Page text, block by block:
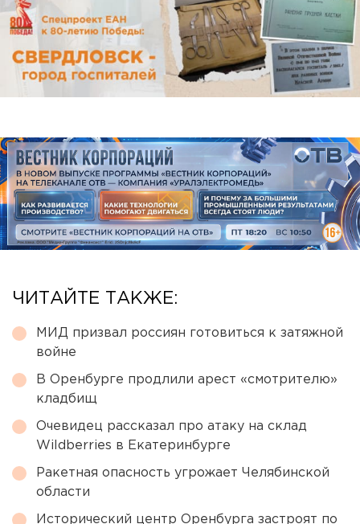
ЧИТАЙТЕ ТАКЖЕ:
МИД призвал россиян готовиться к затяжной
войне
В Оренбурге продлили арест «смотрителю»
кладбищ
Очевидец рассказал про атаку на склад
Wildberries в Екатеринбурге
Ракетная опасность угрожает Челябинской
области
Исторический центр Оренбурга застроят по